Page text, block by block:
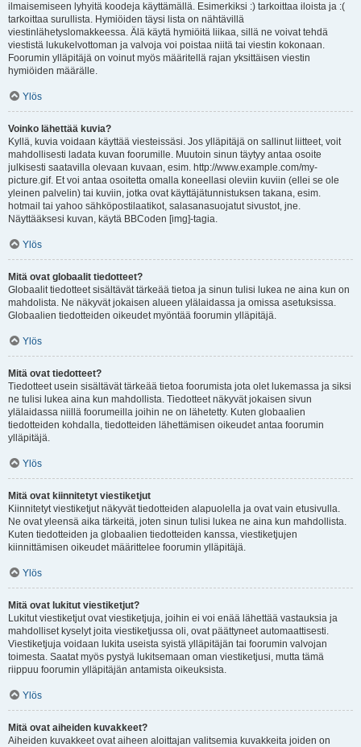
ilmaisemiseen lyhyitä koodeja käyttämällä. Esimerkiksi :) tarkoittaa iloista ja :(
tarkoittaa surullista. Hymiöiden täysi lista on nähtävillä
viestinlähetyslomakkeessa. Älä käytä hymiöitä liikaa, sillä ne voivat tehdä
viestistä lukukelvottoman ja valvoja voi poistaa niitä tai viestin kokonaan.
Foorumin ylläpitäjä on voinut myös määritellä rajan yksittäisen viestin
hymiöiden määrälle.
Ylös
Voinko lähettää kuvia?
Kyllä, kuvia voidaan käyttää viesteissäsi. Jos ylläpitäjä on sallinut liitteet, voit
mahdollisesti ladata kuvan foorumille. Muutoin sinun täytyy antaa osoite
julkisesti saatavilla olevaan kuvaan, esim. http://www.example.com/my-
picture.gif. Et voi antaa osoitetta omalla koneellasi oleviin kuviin (ellei se ole
yleinen palvelin) tai kuviin, jotka ovat käyttäjätunnistuksen takana, esim.
hotmail tai yahoo sähköpostilaatikot, salasanasuojatut sivustot, jne.
Näyttääksesi kuvan, käytä BBCoden [img]-tagia.
Ylös
Mitä ovat globaalit tiedotteet?
Globaalit tiedotteet sisältävät tärkeää tietoa ja sinun tulisi lukea ne aina kun on
mahdolista. Ne näkyvät jokaisen alueen ylälaidassa ja omissa asetuksissa.
Globaalien tiedotteiden oikeudet myöntää foorumin ylläpitäjä.
Ylös
Mitä ovat tiedotteet?
Tiedotteet usein sisältävät tärkeää tietoa foorumista jota olet lukemassa ja siksi
ne tulisi lukea aina kun mahdollista. Tiedotteet näkyvät jokaisen sivun
ylälaidassa niillä foorumeilla joihin ne on lähetetty. Kuten globaalien
tiedotteiden kohdalla, tiedotteiden lähettämisen oikeudet antaa foorumin
ylläpitäjä.
Ylös
Mitä ovat kiinnitetyt viestiketjut
Kiinnitetyt viestiketjut näkyvät tiedotteiden alapuolella ja ovat vain etusivulla.
Ne ovat yleensä aika tärkeitä, joten sinun tulisi lukea ne aina kun mahdollista.
Kuten tiedotteiden ja globaalien tiedotteiden kanssa, viestiketjujen
kiinnittämisen oikeudet määrittelee foorumin ylläpitäjä.
Ylös
Mitä ovat lukitut viestiketjut?
Lukitut viestiketjut ovat viestiketjuja, joihin ei voi enää lähettää vastauksia ja
mahdolliset kyselyt joita viestiketjussa oli, ovat päättyneet automaattisesti.
Viestiketjuja voidaan lukita useista syistä ylläpitäjän tai foorumin valvojan
toimesta. Saatat myös pystyä lukitsemaan oman viestiketjusi, mutta tämä
riippuu foorumin ylläpitäjän antamista oikeuksista.
Ylös
Mitä ovat aiheiden kuvakkeet?
Aiheiden kuvakkeet ovat aiheen aloittajan valitsemia kuvakkeita joiden on